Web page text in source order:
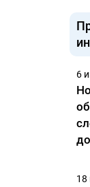
6
18